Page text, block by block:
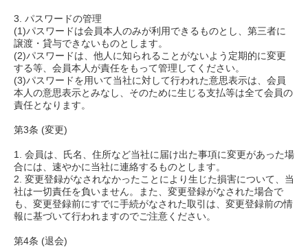
3. パスワードの管理
(1)パスワードは会員本人のみが利用できるものとし、第三者に
譲渡・貸与できないものとします。
(2)パスワードは、他人に知られることがないよう定期的に変更
する等、会員本人が責任をもって管理してください。
(3)パスワードを用いて当社に対して行われた意思表示は、会員
本人の意思表示とみなし、そのために生じる支払等は全て会員の
責任となります。
第3条 (変更)
1. 会員は、氏名、住所など当社に届け出た事項に変更があった場
合には、速やかに当社に連絡するものとします。
2. 変更登録がなされなかったことにより生じた損害について、当
社は一切責任を負いません。また、変更登録がなされた場合で
も、変更登録前にすでに手続がなされた取引は、変更登録前の情
報に基づいて行われますのでご注意ください。
第4条 (退会)